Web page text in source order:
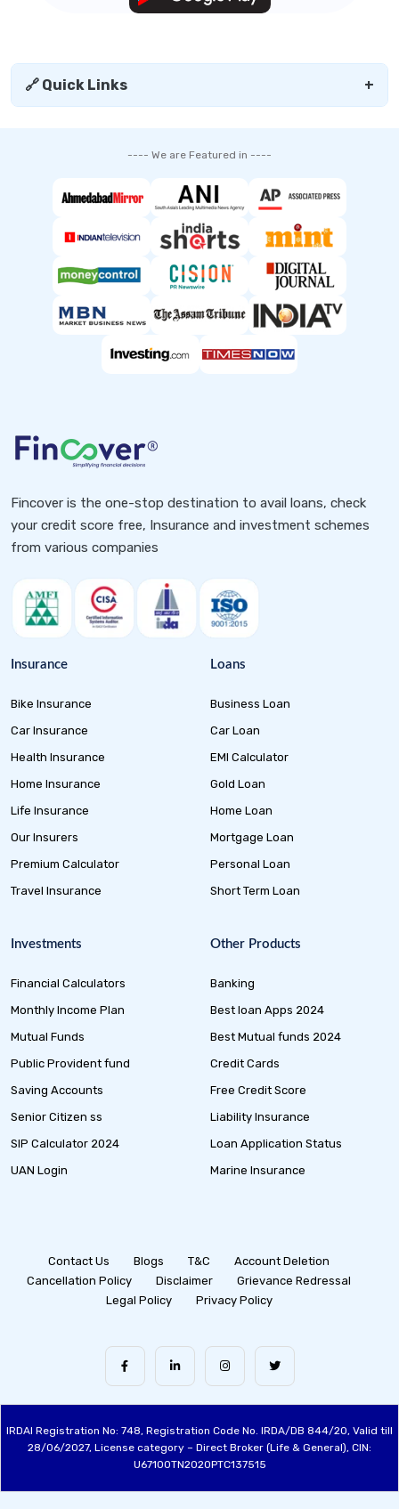
🔗 Quick Links +
---- We are Featured in ----
Fincover is the one-stop destination to avail loans, check
your credit score free, Insurance and investment schemes
from various companies
Insurance
Bike Insurance
Car Insurance
Health Insurance
Home Insurance
Life Insurance
Our Insurers
Premium Calculator
Travel Insurance
Loans
Business Loan
Car Loan
EMI Calculator
Gold Loan
Home Loan
Mortgage Loan
Personal Loan
Short Term Loan
Investments
Financial Calculators
Monthly Income Plan
Mutual Funds
Public Provident fund
Saving Accounts
Senior Citizen ss
SIP Calculator 2024
UAN Login
Other Products
Banking
Best loan Apps 2024
Best Mutual funds 2024
Credit Cards
Free Credit Score
Liability Insurance
Loan Application Status
Marine Insurance
Contact Us Blogs T&C
Account Deletion
Cancellation Policy
Disclaimer
Grievance Redressal
Legal Policy
Privacy Policy
IRDAI Registration No: 748, Registration Code No. IRDA/DB 844/20, Valid till
28/06/2027, License category – Direct Broker (Life & General), CIN:
U67100TN2020PTC137515